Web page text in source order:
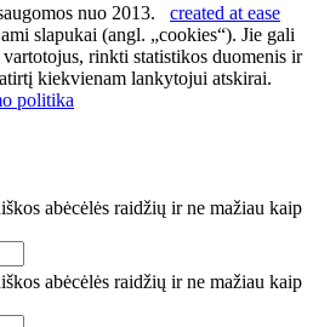
nuo 2013. created at ease
slapukai (angl. „cookies“). Jie gali
rinkti statistikos duomenis ir
kiekvienam lankytojui atskirai.
politika
abėcėlės raidžių ir ne mažiau kaip
abėcėlės raidžių ir ne mažiau kaip